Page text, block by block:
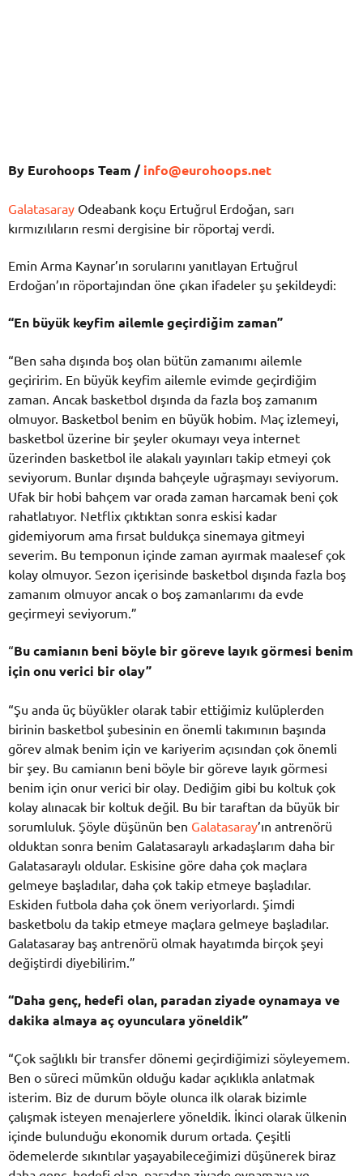
By Eurohoops Team /info@eurohoops.net
Galatasaray Odeabank koçu Ertuğrul Erdoğan, sarı
kırmızılıların resmi dergisine bir röportaj verdi.
Emin Arma Kaynar’ın sorularını yanıtlayan Ertuğrul
Erdoğan’ın röportajından öne çıkan ifadeler şu şekildeydi:
“En büyük keyfim ailemle geçirdiğim zaman”
“Ben saha dışında boş olan bütün zamanımı ailemle
geçiririm. En büyük keyfim ailemle evimde geçirdiğim
zaman. Ancak basketbol dışında da fazla boş zamanım
olmuyor. Basketbol benim en büyük hobim. Maç izlemeyi,
basketbol üzerine bir şeyler okumayı veya internet
üzerinden basketbol ile alakalı yayınları takip etmeyi çok
seviyorum. Bunlar dışında bahçeyle uğraşmayı seviyorum.
Ufak bir hobi bahçem var orada zaman harcamak beni çok
rahatlatıyor. Netflix çıktıktan sonra eskisi kadar
gidemiyorum ama fırsat buldukça sinemaya gitmeyi
severim. Bu temponun içinde zaman ayırmak maalesef çok
kolay olmuyor. Sezon içerisinde basketbol dışında fazla boş
zamanım olmuyor ancak o boş zamanlarımı da evde
geçirmeyi seviyorum.”
“Bu camianın beni böyle bir göreve layık görmesi benim
için onu verici bir olay”
“Şu anda üç büyükler olarak tabir ettiğimiz kulüplerden
birinin basketbol şubesinin en önemli takımının başında
görev almak benim için ve kariyerim açısından çok önemli
bir şey. Bu camianın beni böyle bir göreve layık görmesi
benim için onur verici bir olay. Dediğim gibi bu koltuk çok
kolay alınacak bir koltuk değil. Bu bir taraftan da büyük bir
sorumluluk. Şöyle düşünün ben Galatasaray’ın antrenörü
olduktan sonra benim Galatasaraylı arkadaşlarım daha bir
Galatasaraylı oldular. Eskisine göre daha çok maçlara
gelmeye başladılar, daha çok takip etmeye başladılar.
Eskiden futbola daha çok önem veriyorlardı. Şimdi
basketbolu da takip etmeye maçlara gelmeye başladılar.
Galatasaray baş antrenörü olmak hayatımda birçok şeyi
değiştirdi diyebilirim.”
“Daha genç, hedefi olan, paradan ziyade oynamaya ve
dakika almaya aç oyunculara yöneldik”
“Çok sağlıklı bir transfer dönemi geçirdiğimizi söyleyemem.
Ben o süreci mümkün olduğu kadar açıklıkla anlatmak
isterim. Biz de durum böyle olunca ilk olarak bizimle
çalışmak isteyen menajerlere yöneldik. İkinci olarak ülkenin
içinde bulunduğu ekonomik durum ortada. Çeşitli
ödemelerde sıkıntılar yaşayabileceğimizi düşünerek biraz